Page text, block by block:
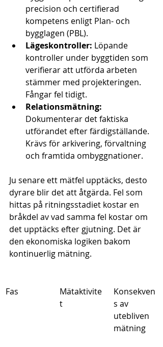
precision och certifierad
kompetens enligt Plan- och
bygglagen (PBL).
Lägeskontroller: Löpande
kontroller under byggtiden som
verifierar att utförda arbeten
stämmer med projekteringen.
Fångar fel tidigt.
Relationsmätning:
Dokumenterar det faktiska
utförandet efter färdigställande.
Krävs för arkivering, förvaltning
och framtida ombyggnationer.
Ju senare ett mätfel upptäcks, desto
dyrare blir det att åtgärda. Fel som
hittas på ritningsstadiet kostar en
bråkdel av vad samma fel kostar om
det upptäcks efter gjutning. Det är
den ekonomiska logiken bakom
kontinuerlig mätning.
Fas
Mätaktivite
t
Konsekven
s av
utebliven
mätning